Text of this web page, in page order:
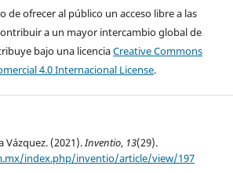
de ofrecer al público un acceso libre a las
a un mayor intercambio global de
bajo una licenciaCreative Commons
4.0 Internacional License.
Vázquez. (2021).Inventio, 13(29).
index.php/inventio/article/view/197